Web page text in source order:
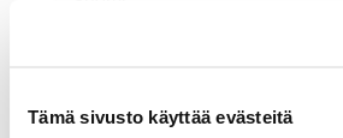
Tämä sivusto käyttää evästeitä
uutiskirjeen